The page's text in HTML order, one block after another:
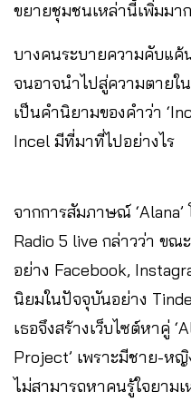
ขยายชุมชนเหล่านี้เพิ่มมา
บางคนระบายความคับแค้
จนอาจนำไปสู่ความตายใ
เป็นคำนิยามของคำว่า
Incel มีที่มาที่ไปอย่างไร
จากการสัมภาษณ์
Radio 5 live กล่าวว่า ข
อย่าง Facebook,
นิยมในปัจจุบันอย่าง
เธอจึงสร้างเว็บไซต์หาคู่
Project’ เพราะมีชาย-ห
ไม่สามารถหาคนรู้ใจยามเ